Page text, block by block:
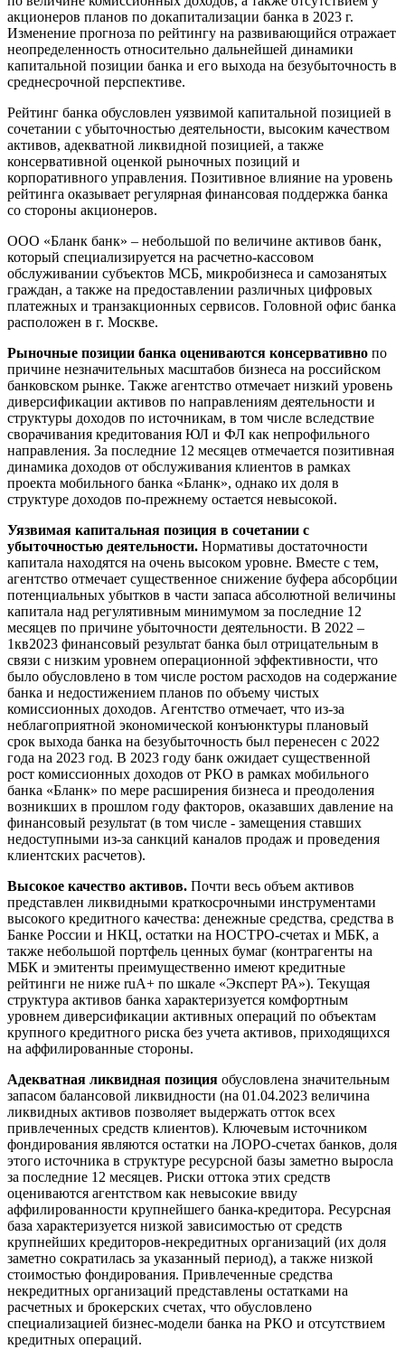
акционеров планов по докапитализации банка в 2023 г.
Изменение прогноза по рейтингу на развивающийся отражает
неопределенность относительно дальнейшей динамики
капитальной позиции банка и его выхода на безубыточность в
среднесрочной перспективе.
Рейтинг банка обусловлен уязвимой капитальной позицией в
сочетании с убыточностью деятельности, высоким качеством
активов, адекватной ликвидной позицией, а также
консервативной оценкой рыночных позиций и
корпоративного управления. Позитивное влияние на уровень
рейтинга оказывает регулярная финансовая поддержка банка
со стороны акционеров.
ООО «Бланк банк» – небольшой по величине активов банк,
который специализируется на расчетно-кассовом
обслуживании субъектов МСБ, микробизнеса и самозанятых
граждан, а также на предоставлении различных цифровых
платежных и транзакционных сервисов. Головной офис банка
расположен в г. Москве.
Рыночные позиции банка оцениваются консервативно по
причине незначительных масштабов бизнеса на российском
банковском рынке. Также агентство отмечает низкий уровень
диверсификации активов по направлениям деятельности и
структуры доходов по источникам, в том числе вследствие
сворачивания кредитования ЮЛ и ФЛ как непрофильного
направления. За последние 12 месяцев отмечается позитивная
динамика доходов от обслуживания клиентов в рамках
проекта мобильного банка «Бланк», однако их доля в
структуре доходов по-прежнему остается невысокой.
Уязвимая капитальная позиция в сочетании с
убыточностью деятельности. Нормативы достаточности
капитала находятся на очень высоком уровне. Вместе с тем,
агентство отмечает существенное снижение буфера абсорбции
потенциальных убытков в части запаса абсолютной величины
капитала над регулятивным минимумом за последние 12
месяцев по причине убыточности деятельности. В 2022 –
1кв2023 финансовый результат банка был отрицательным в
связи с низким уровнем операционной эффективности, что
было обусловлено в том числе ростом расходов на содержание
банка и недостижением планов по объему чистых
комиссионных доходов. Агентство отмечает, что из-за
неблагоприятной экономической конъюнктуры плановый
срок выхода банка на безубыточность был перенесен с 2022
года на 2023 год. В 2023 году банк ожидает существенной
рост комиссионных доходов от РКО в рамках мобильного
банка «Бланк» по мере расширения бизнеса и преодоления
возникших в прошлом году факторов, оказавших давление на
финансовый результат (в том числе - замещения ставших
недоступными из-за санкций каналов продаж и проведения
клиентских расчетов).
Высокое качество активов. Почти весь объем активов
представлен ликвидными краткосрочными инструментами
высокого кредитного качества: денежные средства, средства в
Банке России и НКЦ, остатки на НОСТРО-счетах и МБК, а
также небольшой портфель ценных бумаг (контрагенты на
МБК и эмитенты преимущественно имеют кредитные
рейтинги не ниже ruA+ по шкале «Эксперт РА»). Текущая
структура активов банка характеризуется комфортным
уровнем диверсификации активных операций по объектам
крупного кредитного риска без учета активов, приходящихся
на аффилированные стороны.
Адекватная ликвидная позиция обусловлена значительным
запасом балансовой ликвидности (на 01.04.2023 величина
ликвидных активов позволяет выдержать отток всех
привлеченных средств клиентов). Ключевым источником
фондирования являются остатки на ЛОРО-счетах банков, доля
этого источника в структуре ресурсной базы заметно выросла
за последние 12 месяцев. Риски оттока этих средств
оцениваются агентством как невысокие ввиду
аффилированности крупнейшего банка-кредитора. Ресурсная
база характеризуется низкой зависимостью от средств
крупнейших кредиторов-некредитных организаций (их доля
заметно сократилась за указанный период), а также низкой
стоимостью фондирования. Привлеченные средства
некредитных организаций представлены остатками на
расчетных и брокерских счетах, что обусловлено
специализацией бизнес-модели банка на РКО и отсутствием
кредитных операций.